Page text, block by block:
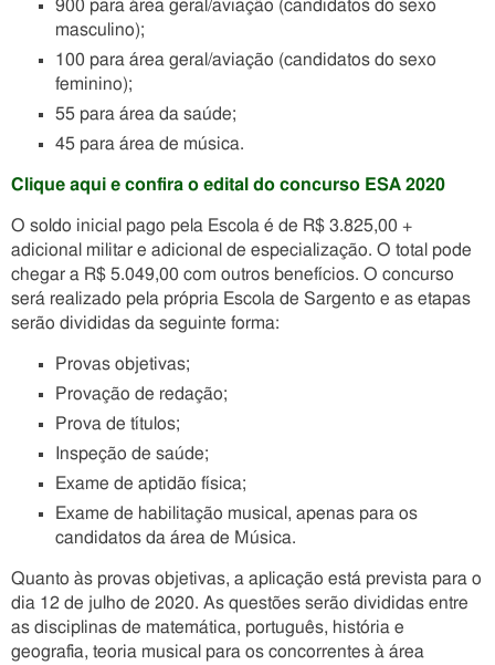
900 para área geral/aviação (candidatos do sexo
masculino);
100 para área geral/aviação (candidatos do sexo
feminino);
55 para área da saúde;
45 para área de música.
Clique aqui e confira o edital do concurso ESA 2020
O soldo inicial pago pela Escola é de R$ 3.825,00 +
adicional militar e adicional de especialização. O total pode
chegar a R$ 5.049,00 com outros benefícios. O concurso
será realizado pela própria Escola de Sargento e as etapas
serão divididas da seguinte forma:
Provas objetivas;
Provação de redação;
Prova de títulos;
Inspeção de saúde;
Exame de aptidão física;
Exame de habilitação musical, apenas para os
candidatos da área de Música.
Quanto às provas objetivas, a aplicação está prevista para o
dia 12 de julho de 2020. As questões serão divididas entre
as disciplinas de matemática, português, história e
geografia, teoria musical para os concorrentes à área